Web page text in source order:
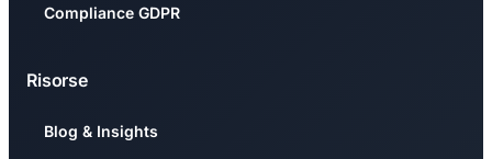
Compliance GDPR
Risorse
Blog & Insights